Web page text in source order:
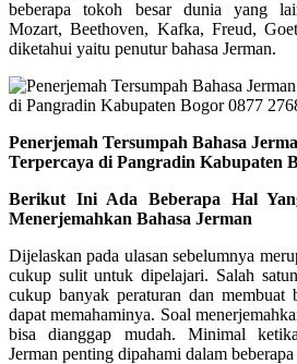
beberapa tokoh besar dunia yang
Mozart, Beethoven, Kafka, Freud,
diketahui yaitu penutur bahasa Jerman.
Penerjemah Tersumpah Bahasa
Terpercaya di Pangradin Kabupaten
Berikut Ini Ada Beberapa Hal
Menerjemahkan Bahasa Jerman
Dijelaskan pada ulasan sebelumnya
cukup sulit untuk dipelajari. Salah
cukup banyak peraturan dan membuat
dapat memahaminya. Soal
bisa dianggap mudah. Minimal
Jerman penting dipahami dalam